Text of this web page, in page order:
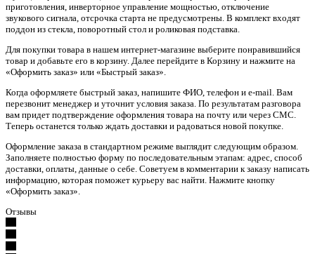
приготовления, инверторное управление мощностью, отключение
звукового сигнала, отсрочка старта не предусмотрены. В комплект входят
поддон из стекла, поворотный стол и роликовая подставка.
Для покупки товара в нашем интернет-магазине выберите понравившийся
товар и добавьте его в корзину. Далее перейдите в Корзину и нажмите на
«Оформить заказ» или «Быстрый заказ».
Когда оформляете быстрый заказ, напишите ФИО, телефон и e-mail. Вам
перезвонит менеджер и уточнит условия заказа. По результатам разговора
вам придет подтверждение оформления товара на почту или через СМС.
Теперь останется только ждать доставки и радоваться новой покупке.
Оформление заказа в стандартном режиме выглядит следующим образом.
Заполняете полностью форму по последовательным этапам: адрес, способ
доставки, оплаты, данные о себе. Советуем в комментарии к заказу написать
информацию, которая поможет курьеру вас найти. Нажмите кнопку
«Оформить заказ».
Отзывы